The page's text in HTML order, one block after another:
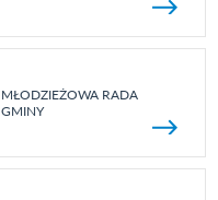
MŁODZIEŻOWA RADA
GMINY